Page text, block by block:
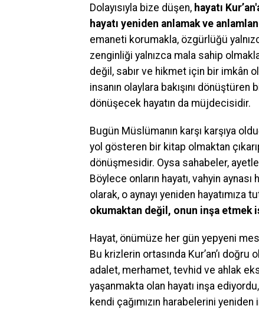
Dolayısıyla bize düşen, hayatı
hayatı yeniden anlamak ve
emaneti korumakla, özgürlüğü
zenginliği yalnızca mala sahip
değil, sabır ve hikmet için bir imkân
insanın olaylara bakışını dönüştüren
dönüşecek hayatın da müjdecisidir.
Bugün Müslümanın karşı karşıya
yol gösteren bir kitap olmaktan
dönüşmesidir. Oysa sahabeler,
Böylece onların hayatı, vahyin
olarak, o aynayı yeniden hayatımıza
okumaktan değil, onun inşa etmek
Hayat, önümüze her gün yepyeni
Bu krizlerin ortasında Kur’an’ı
adalet, merhamet, tevhid ve ahlak
yaşanmakta olan hayatı inşa
kendi çağımızın harabelerini